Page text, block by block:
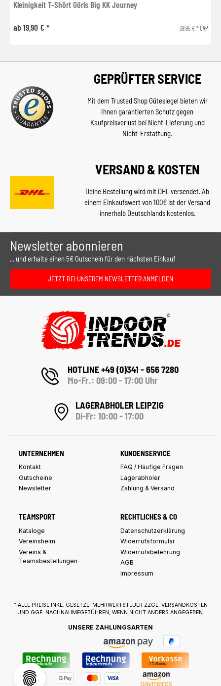
Kleinigkeit T-Shört Görls Big KK Journey
ab 19,90 € * 39,95 € *UVP
GEPRÜFTER SERVICE
Mit dem Trusted Shop Gütesiegel bieten wir
Ihnen garantierten Schutz gegen
Kaufpreisverlust bei Nicht-Lieferung und
Nicht-Erstattung.
VERSAND & KOSTEN
Deine Bestellung wird mit DHL versendet. Ab
einem Einkaufswert von 100€ ist der Versand
innerhalb Deutschlands kostenlos.
Newsletter abonnieren
... und erhalte einen 5€ Gutschein für den nächsten Einkauf
JETZT BEI UNSEREM NEWSLETTER ANMELDEN
HOTLINE +49 (0)341 - 656 7280
Mo-Fr.: 09:00 - 17:00 Uhr
LAGERABHOLER LEIPZIG
Di-Fr: 10:00 - 17:00
UNTERNEHMEN
Kontakt
Gutscheine
Newsletter
KUNDENSERVICE
FAQ / Häufige Fragen
Lagerabholer
Zahlung & Versand
TEAMSPORT
Kataloge
Vereinsheim
Vereins &
Teamsbestellungen
RECHTLICHES & CO
Datenschutzerklärung
Widerrufsformular
Widerrufsbelehrung
AGB
Impressum
* ALLE PREISE INKL. GESETZL. MEHRWERTSTEUER ZZGL. VERSANDKOSTEN
UND GGF. NACHNAHMEGEBÜHREN, WENN NICHT ANDERS ANGEGEBEN.
UNSERE ZAHLUNGSARTEN